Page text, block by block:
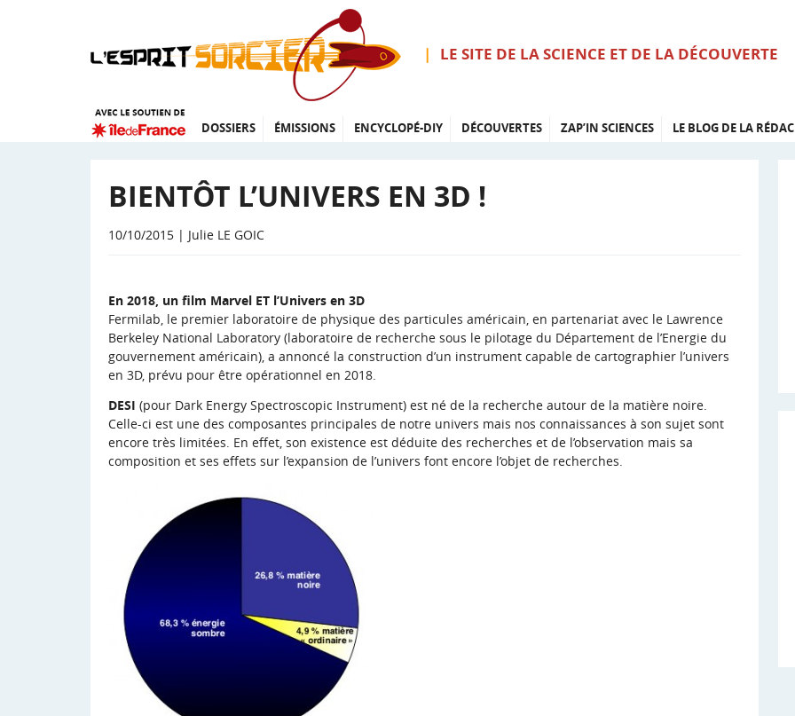
LE SITE DE LA SCIENCE ET DE LA DÉCOUVERTE
DOSSIERS ÉMISSIONS ENCYCLOPÉ-DIY DÉCOUVERTES ZAP’IN SCIENCES LE BLOG DE LA RÉDAC
BIENTÔT L’UNIVERS EN 3D !
10/10/2015 | Julie LE GOIC
En 2018, un film Marvel ET l’Univers en 3D
Fermilab, le premier laboratoire de physique des particules américain, en partenariat avec le Lawrence
Berkeley National Laboratory (laboratoire de recherche sous le pilotage du Département de l’Energie du
gouvernement américain), a annoncé la construction d’un instrument capable de cartographier l’univers
en 3D, prévu pour être opérationnel en 2018.
DESI (pour Dark Energy Spectroscopic Instrument) est né de la recherche autour de la matière noire.
Celle-ci est une des composantes principales de notre univers mais nos connaissances à son sujet sont
encore très limitées. En effet, son existence est déduite des recherches et de l’observation mais sa
composition et ses effets sur l’expansion de l’univers font encore l’objet de recherches.